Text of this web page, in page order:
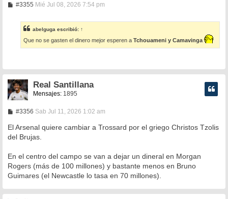
#3355M
a
j
e
Mié Jul 08, 2026 7:54 pm
abelguga escribió: ↑
Que no se gasten el dinero mejor esperen a Tchouameni y Camavinga
Real Santillana
Mensajes: 1895
#3356M
n
a
e
Sab Jul 11, 2026 1:02 am
El Arsenal quiere cambiar a Trossard por el griego Christos Tzolis
del Brujas.
En el centro del campo se van a dejar un dineral en Morgan
Rogers (más de 100 millones) y bastante menos en Bruno
Guimares (el Newcastle lo tasa en 70 millones).